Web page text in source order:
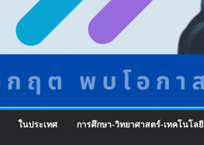
ในประเทศ การศึกษา-วิทยาศาสตร์-เทคโนโลยี